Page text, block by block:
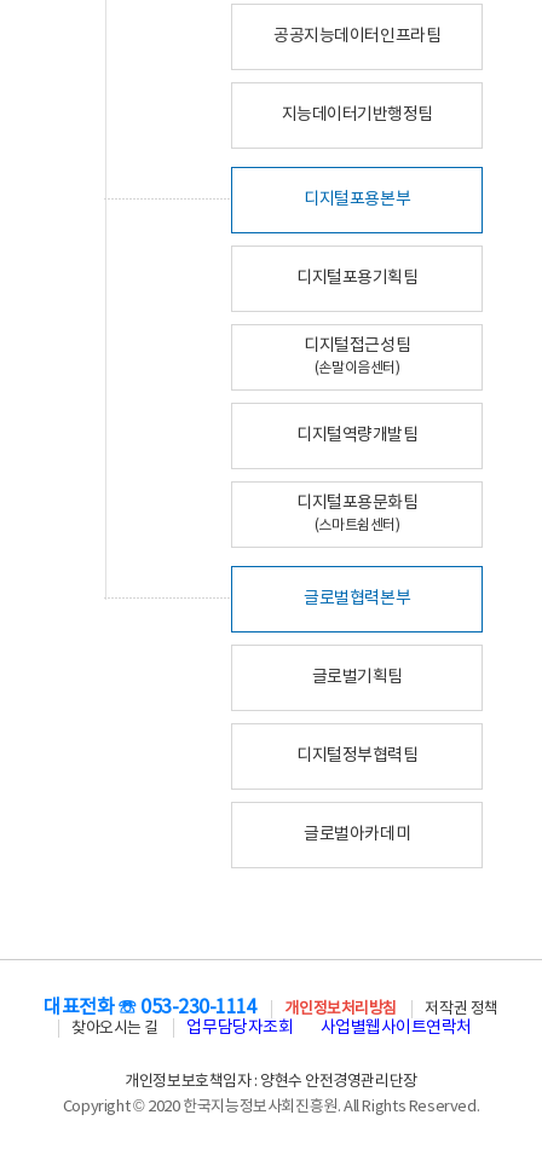
공공지능데이터인프라팀
지능데이터기반행정팀
디지털포용본부
디지털포용기획팀
디지털접근성팀
(손말이음센터)
디지털역량개발팀
디지털포용문화팀
(스마트쉼센터)
글로벌협력본부
글로벌기획팀
디지털정부협력팀
글로벌아카데미
대표전화 ☏ 053-230-1114 개인정보처리방침
저작권 정책
찾아오시는 길
업무담당자조회 사업별웹사이트연락처
개인정보보호책임자 : 양현수 안전경영관리단장
Copyright © 2020 한국지능정보사회진흥원. All Rights Reserved.